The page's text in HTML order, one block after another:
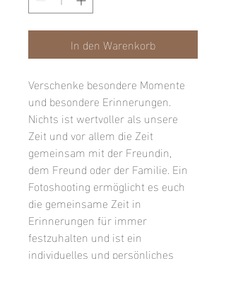
In den Warenkorb
Verschenke besondere Momente
und besondere Erinnerungen.
Nichts ist wertvoller als unsere
Zeit und vor allem die Zeit
gemeinsam mit der Freundin,
dem Freund oder der Familie. Ein
Fotoshooting ermöglicht es euch
die gemeinsame Zeit in
Erinnerungen für immer
festzuhalten und ist ein
individuelles und persönliches